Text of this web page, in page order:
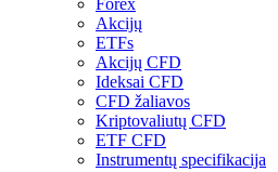
Akcijų
ETFs
Akcijų CFD
Ideksai CFD
CFD žaliavos
Kriptovaliutų CFD
ETF CFD
Instrumentų specifikacija